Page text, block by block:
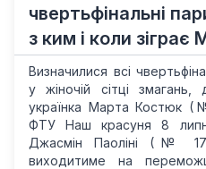
чвертьфінальні
з ким і коли
Визначилися всі
у жіночій сітці
українка Марта Костюк
ФТУ Наш красуня 8
Джасмін Паоліні (№
виходитиме на